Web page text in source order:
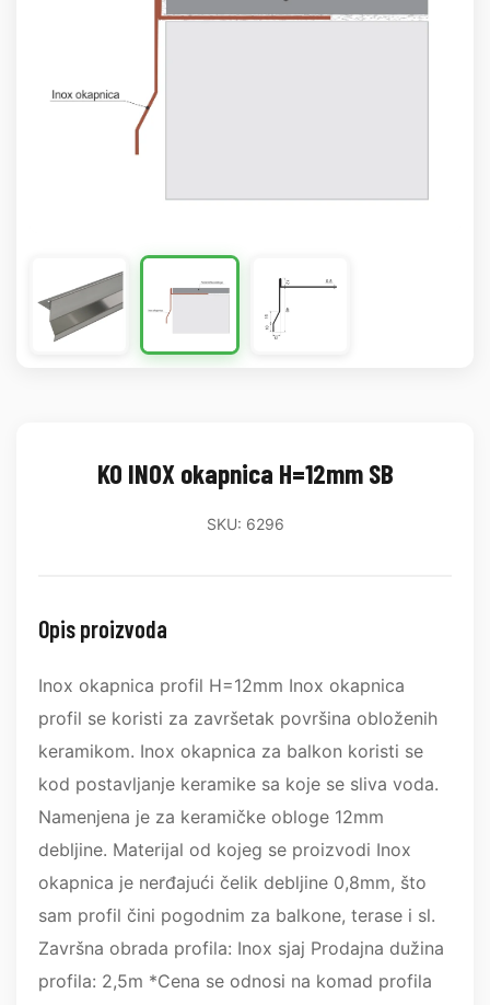
KO INOX okapnica H=12mm SB
SKU: 6296
Opis proizvoda
Inox okapnica profil H=12mm Inox okapnica
profil se koristi za završetak površina obloženih
keramikom. Inox okapnica za balkon koristi se
kod postavljanje keramike sa koje se sliva voda.
Namenjena je za keramičke obloge 12mm
debljine. Materijal od kojeg se proizvodi Inox
okapnica je nerđajući čelik debljine 0,8mm, što
sam profil čini pogodnim za balkone, terase i sl.
Završna obrada profila: Inox sjaj Prodajna dužina
profila: 2,5m *Cena se odnosi na komad profila